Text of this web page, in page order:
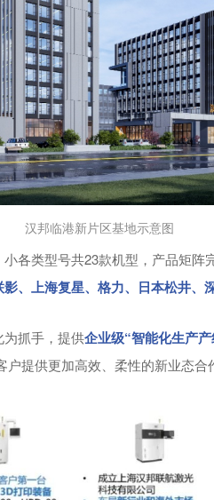
汉邦临港新片区基地示意图
各类型号共23款机型，产品矩阵
、上海复星、格力、日本松井、
抓手，提供企业级“智能化生产
户提供更加高效、柔性的新业态合